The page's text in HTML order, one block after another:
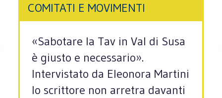
COMITATI E MOVIMENTI
«Sabotare la Tav in Val di Susa
è giusto e necessario».
Intervistato da Eleonora Martini
lo scrittore non arretra davanti